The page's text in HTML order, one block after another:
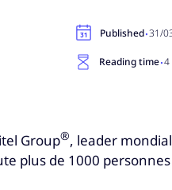
Published·31/
Reading time·4
Group®, leader
plus de 1000